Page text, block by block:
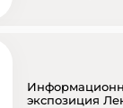
экспозиция